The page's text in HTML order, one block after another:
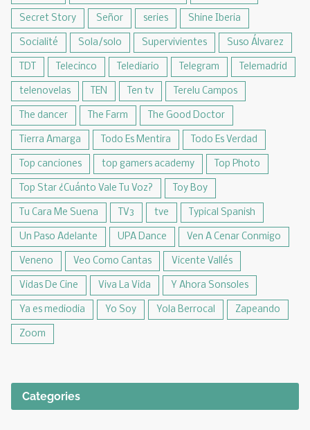
Secret Story Señor series Shine Iberia
Socialité Sola/solo Supervivientes Suso Álvarez
TDT Telecinco Telediario Telegram Telemadrid
telenovelas TEN Ten tv Terelu Campos
The dancer The Farm The Good Doctor
Tierra Amarga Todo Es Mentira Todo Es Verdad
Top canciones top gamers academy Top Photo
Top Star ¿Cuánto Vale Tu Voz? Toy Boy
Tu Cara Me Suena TV3 tve Typical Spanish
Un Paso Adelante UPA Dance Ven A Cenar Conmigo
Veneno Veo Como Cantas Vicente Vallés
Vidas De Cine Viva La Vida Y Ahora Sonsoles
Ya es mediodia Yo Soy Yola Berrocal Zapeando
Zoom
Categories